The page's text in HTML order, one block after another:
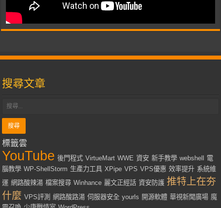
搜尋文章
標籤雲
YouTube 後門程式 VirtueMart WWE 資安 新手教學 webshell 電
腦教學 WP-ShellStorm 生產力工具 XPipe VPS VPS優惠 效率提升 系統維
運 網路酸辣湯 檔案搜尋 Winhance 麗文正經話 資安防護 推特上在夯
什麼 VPS評測 網路酸路湯 伺服器安全 yourls 開源軟體 華視新聞廣場 魔